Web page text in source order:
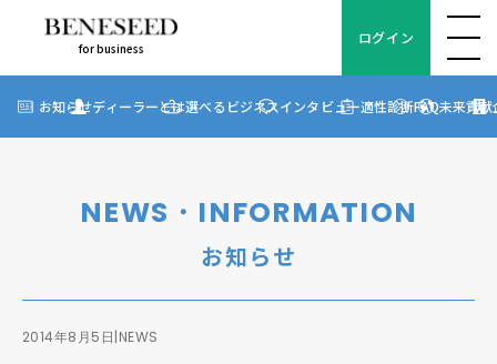
for business
お知らせ
ディーラーとは
FAQ
for business
ログイン
お知らせディーラーとは選べるビジネスインタビュー適性診断
? FAQ未来貢献
NEWS・INFORMATION
お知らせ
2014年8月5日 NEWS